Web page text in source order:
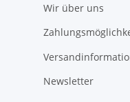
Wir über uns
Newsletter